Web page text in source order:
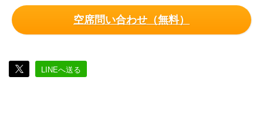
空席問い合わせ（無料）
LINEへ送る